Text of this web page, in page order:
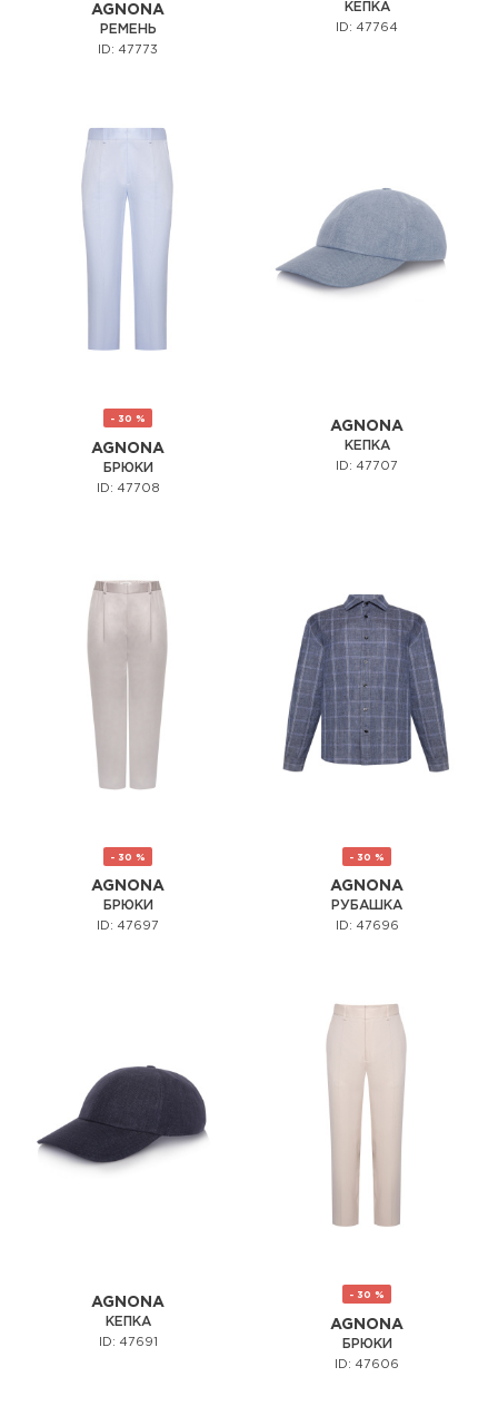
AGNONA
РЕМЕНЬ
ID: 47773
КЕПКА
ID: 47764
- 30 %
AGNONA
БРЮКИ
ID: 47708
AGNONA
КЕПКА
ID: 47707
- 30 %
AGNONA
БРЮКИ
ID: 47697
- 30 %
AGNONA
РУБАШКА
ID: 47696
AGNONA
КЕПКА
ID: 47691
- 30 %
AGNONA
БРЮКИ
ID: 47606